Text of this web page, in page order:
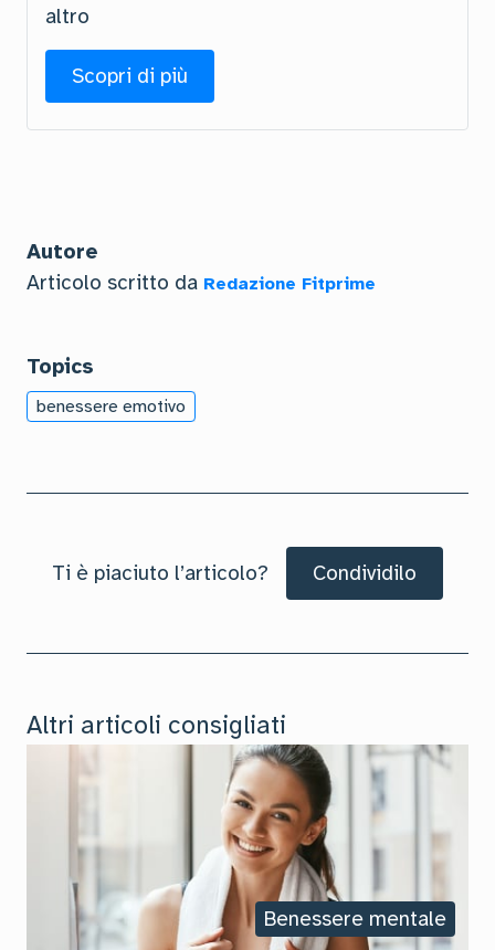
altro
Scopri di più
Autore
Articolo scritto da Redazione Fitprime
Topics
benessere emotivo
Ti è piaciuto l’articolo? Condividilo
Altri articoli consigliati
Benessere mentale